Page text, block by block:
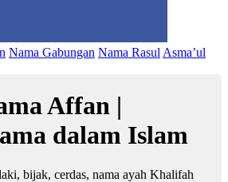
Nama Gabungan Nama Rasul Asma’ul
Affan |
dalam Islam
bijak, cerdas, nama ayah Khalifah